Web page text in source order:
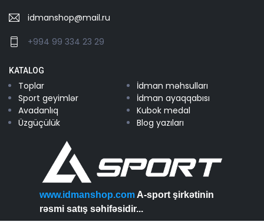
idmanshop@mail.ru
+994 99 334 23 29
KATALOG
Toplar
İdman məhsulları
Sport geyimlər
İdman ayaqqabısı
Avadanlıq
Kubok medal
Üzgüçülük
Blog yazıları
www.idmanshop.com A-sport şirkətinin
rəsmi satış səhifəsidir...